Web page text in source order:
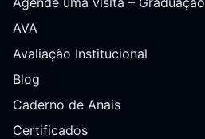
AVA
Avaliação Institucional
Blog
Caderno de Anais
Certificados